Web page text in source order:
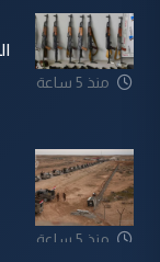
منذ 5 ساعة
منذ 5 ساعة